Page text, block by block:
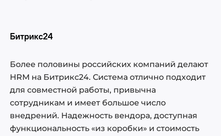
Битрикс24
Более половины российских компаний делают
HRM на Битрикс24. Система отлично подходит
для совместной работы, привычна
сотрудникам и имеет большое число
внедрений. Надежность вендора, доступная
функциональность «из коробки» и стоимость